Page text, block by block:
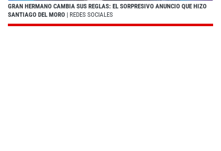
GRAN HERMANO CAMBIA SUS REGLAS: EL SORPRESIVO ANUNCIO QUE HIZO
SANTIAGO DEL MORO | REDES SOCIALES